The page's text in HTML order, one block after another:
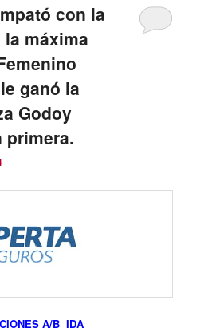
con la
la máxima
ganó la
Godoy
primera.
A/B IDA